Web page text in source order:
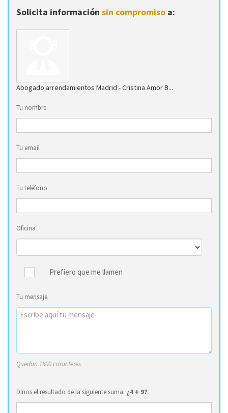
Solicita información sin compromiso a:
Abogado arrendamientos Madrid - Cristina Amor B...
Tu nombre
Tu email
Tu teléfono
Oficina
Prefiero que me llamen
Tu mensaje
Quedan 1600 caracteres
Dinos el resultado de la siguiente suma: ¿4 + 9?